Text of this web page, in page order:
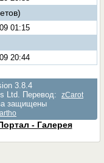
01:15
20:44
3.8.4
Ltd. Перевод:
zCarot
защищены
- Галерея